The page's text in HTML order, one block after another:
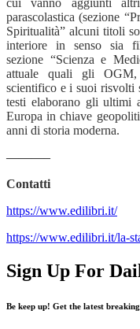
parascolastica (sezione
Spiritualità” alcuni titoli
interiore in senso sia
sezione “Scienza e
attuale quali gli OGM,
scientifico e i suoi risvolti
testi elaborano gli ultimi
Europa in chiave
anni di storia moderna.
———–
Contatti
https://www.edilibri.it/
https://www.edilibri.it/la-
Sign Up For
Be keep up! Get the latest